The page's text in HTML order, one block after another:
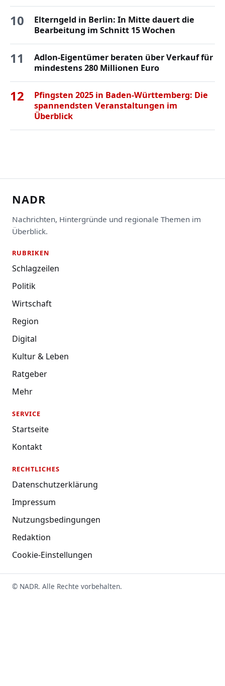
10
Elterngeld in Berlin: In Mitte dauert die
Bearbeitung im Schnitt 15 Wochen
11
Adlon-Eigentümer beraten über Verkauf für
mindestens 280 Millionen Euro
12
Pfingsten 2025 in Baden-Württemberg: Die
spannendsten Veranstaltungen im
Überblick
NADR
Nachrichten, Hintergründe und regionale Themen im
Überblick.
RUBRIKEN
Schlagzeilen
Politik
Wirtschaft
Region
Digital
Kultur & Leben
Ratgeber
Mehr
SERVICE
Startseite
Kontakt
RECHTLICHES
Datenschutzerklärung
Impressum
Nutzungsbedingungen
Redaktion
Cookie-Einstellungen
© NADR. Alle Rechte vorbehalten.